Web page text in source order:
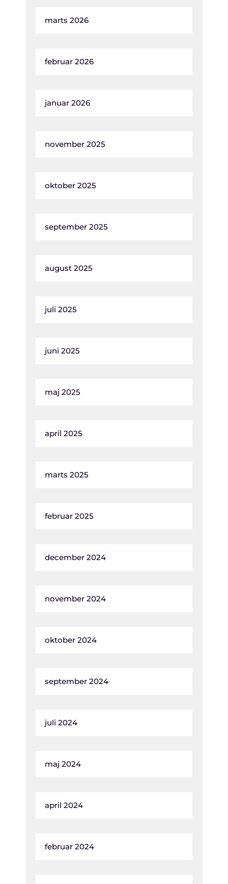
marts 2026
februar 2026
januar 2026
november 2025
oktober 2025
september 2025
august 2025
juli 2025
juni 2025
maj 2025
april 2025
marts 2025
februar 2025
december 2024
november 2024
oktober 2024
september 2024
juli 2024
maj 2024
april 2024
februar 2024